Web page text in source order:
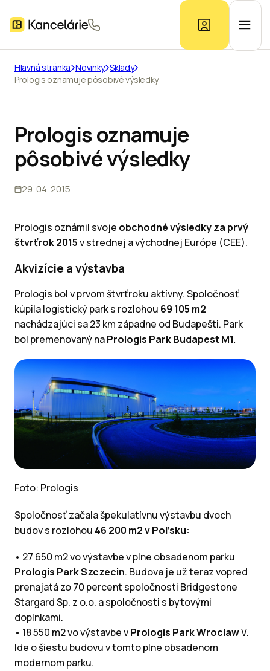
Ponuka kancelárií
Prieskum trhu
Kontakt
Hlavná stránka Novinky Sklady
Prologis oznamuje pôsobivé výsledky
Prologis oznamuje
pôsobivé výsledky
29. 04. 2015
Prologis oznámil svoje obchodné výsledky za prvý
štvrťrok 2015v strednej a východnej Európe (CEE).
Akvizície a výstavba
Prologis bol v prvom štvrťroku aktívny. Spoločnosť
kúpila logistický park s rozlohou 69 105 m2
nachádzajúci sa 23 km západne od Budapešti. Park
bol premenovaný naPrologis Park Budapest M1.
Foto: Prologis
Spoločnosť začala špekulatívnu výstavbu dvoch
budov s rozlohou 46 200 m2 v Poľsku:
• 27 650 m2 vo výstavbe v plne obsadenom parku
Prologis Park Szczecin. Budova je už teraz vopred
prenajatá zo 70 percent spoločnosti Bridgestone
Stargard Sp. z o.o. a spoločnosti s bytovými
doplnkami.
• 18 550 m2 vo výstavbe vPrologis Park WroclawV.
Ide o šiestu budovu v tomto plne obsadenom
modernom parku.